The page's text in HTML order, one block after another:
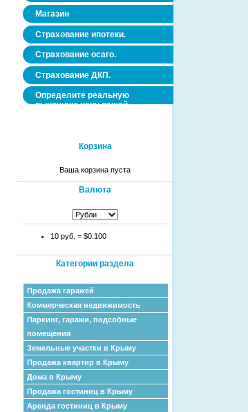
Магазин
Страхование ипотеки.
Страхование осаго.
Страхование ДКП.
Определите реальную
рыночную цену вашей
Корзина
Ваша корзина пуста
Валюта
10 руб. = $0.100
Категории раздела
Продажа гаражей
Коммерческая недвижимость
Паркинг, гаражи, подсобные
помещения
Земельные участки в Крыму
Продажа квартир в Крыму
Дома в Крыму
Продажа гостиниц в Крыму
Аренда гостиниц в Крыму